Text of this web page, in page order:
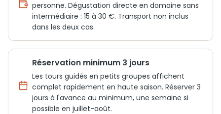
personne. Dégustation directe en domaine sans
intermédiaire : 15 à 30 €. Transport non inclus
dans les deux cas.
Réservation minimum 3 jours
Les tours guidés en petits groupes affichent
complet rapidement en haute saison. Réserver 3
jours à l'avance au minimum, une semaine si
possible en juillet-août.